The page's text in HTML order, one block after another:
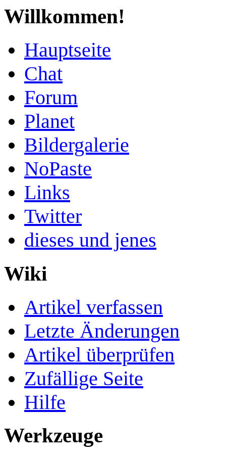
Willkommen!
Hauptseite
Chat
Forum
Planet
Bildergalerie
NoPaste
Links
Twitter
dieses und jenes
Wiki
Artikel verfassen
Letzte Änderungen
Artikel überprüfen
Zufällige Seite
Hilfe
Werkzeuge